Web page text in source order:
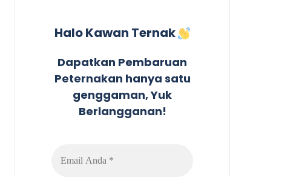
Halo Kawan Ternak
Dapatkan Pembaruan
Peternakan hanya satu
genggaman, Yuk
Berlangganan!